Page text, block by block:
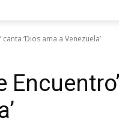
‘Dios ama a Venezuela’